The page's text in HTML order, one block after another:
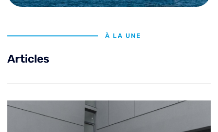
À LA UNE
Articles